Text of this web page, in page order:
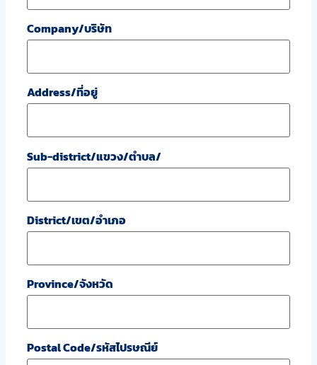
Company/บริษัท
Address/ที่อยู่
Sub-district/แขวง/ตำบล/
District/เขต/อำเภอ
Province/จังหวัด
Postal Code/รหัสไปรษณีย์